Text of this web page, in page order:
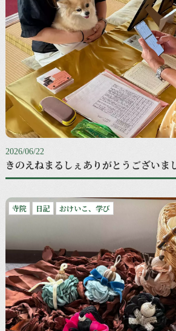
2026/06/22
きのえねまるしぇありがとうございま
寺院 日記 おけいこ、学び